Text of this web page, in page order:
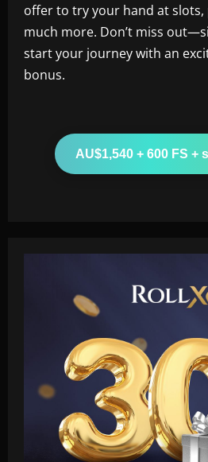
offer to try your hand at
much more. Don’t miss
start your journey with an
bonus.
AU$1,540 + 600 FS +